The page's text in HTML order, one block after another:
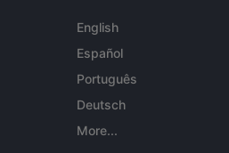
English
Español
Português
Deutsch
More...